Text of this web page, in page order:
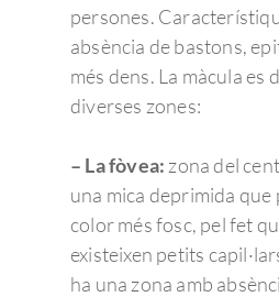
persones.
absència de bastons,
més dens. La màcula es
diverses zones:
– La fòvea: zona del
una mica deprimida que
color més fosc, pel fet
existeixen petits
ha una zona amb